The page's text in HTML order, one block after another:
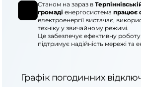
Станом на зараз в
громаді енергосистема працює
електроенергії вистачає,
техніку у звичайному режимі.
Це забезпечує ефективну роботу
підтримує надійність мережі та
Графік погодинних